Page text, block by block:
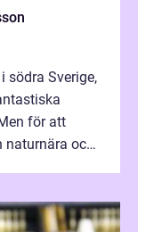
södra Sverige,
för att
naturnära och